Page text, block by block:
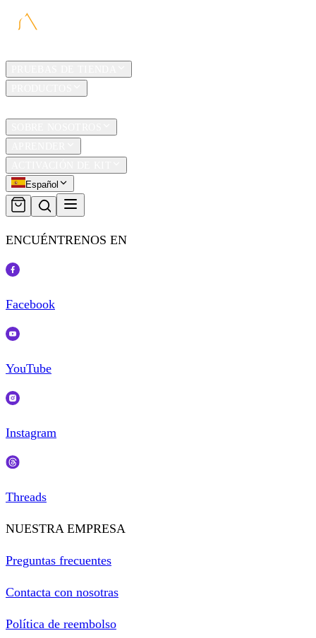
Español
ENCUÉNTRENOS EN
Facebook
YouTube
Instagram
Threads
NUESTRA EMPRESA
Preguntas frecuentes
Contacta con nosotras
Política de reembolso